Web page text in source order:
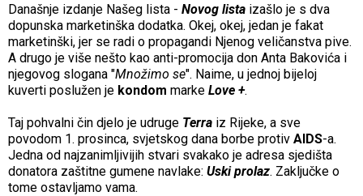
Današnje izdanje Našeg lista - Novog lista izašlo je s dva
dopunska marketinška dodatka. Okej, okej, jedan je fakat
marketinški, jer se radi o propagandi Njenog veličanstva pive.
A drugo je više nešto kao anti-promocija don Anta Bakovića i
njegovog slogana "Množimo se". Naime, u jednoj bijeloj
kuverti poslužen je kondom marke Love +.
Taj pohvalni čin djelo je udruge Terra iz Rijeke, a sve
povodom 1. prosinca, svjetskog dana borbe protiv AIDS-a.
Jedna od najzanimljivijih stvari svakako je adresa sjedišta
donatora zaštitne gumene navlake: Uski prolaz. Zaključke o
tome ostavljamo vama.